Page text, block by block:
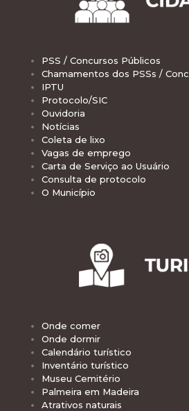
PSS / Concursos Públicos
Chamamentos dos PSSs /
IPTU
Protocolo/SIC
Ouvidoria
Notícias
Coleta de lixo
Vagas de emprego
Carta de Serviço ao Usuário
Consulta de protocolo
O Município
Onde comer
Onde dormir
Calendário turístico
Inventário turístico
Museu Cemitério
Palmeira em Madeira
Atrativos naturais